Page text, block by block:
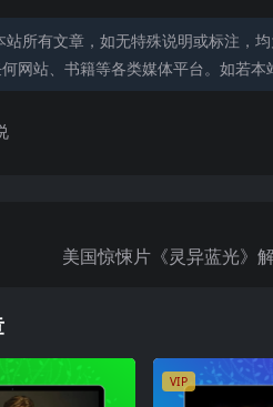
站所有文章，如无特殊说明或标注，
网站、书籍等各类媒体平台。如若
美国惊悚片《灵异蓝光》
VIP